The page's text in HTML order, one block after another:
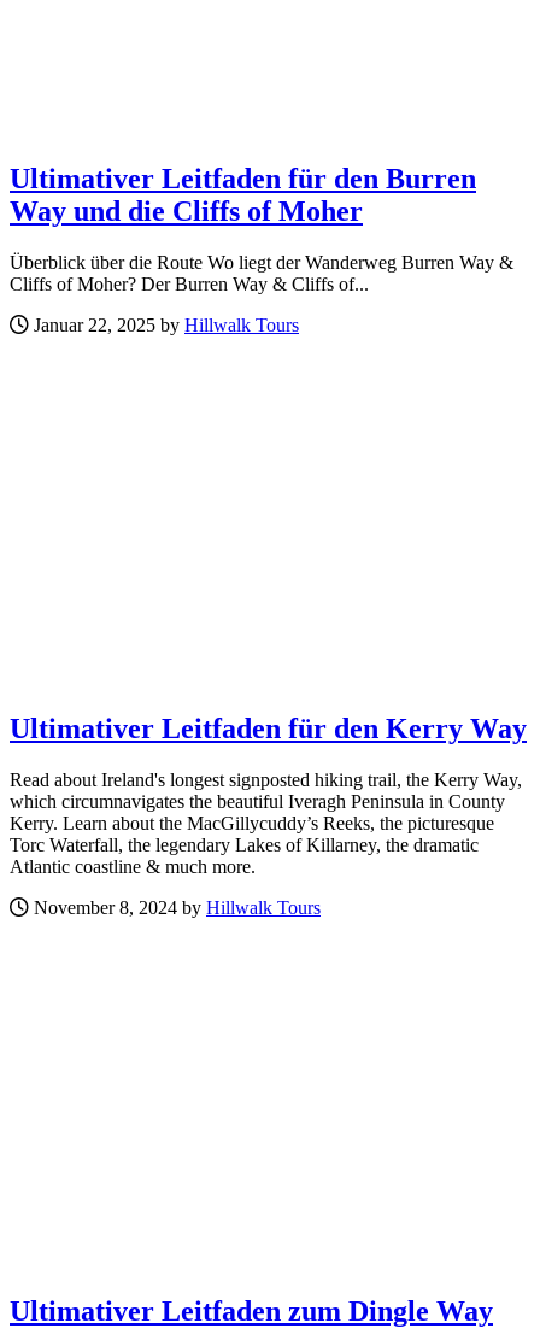
Ultimativer Leitfaden für den Burren
Way und die Cliffs of Moher
Überblick über die Route Wo liegt der Wanderweg Burren Way &
Cliffs of Moher? Der Burren Way & Cliffs of...
Januar 22, 2025 by Hillwalk Tours
Ultimativer Leitfaden für den Kerry Way
Read about Ireland's longest signposted hiking trail, the Kerry Way,
which circumnavigates the beautiful Iveragh Peninsula in County
Kerry. Learn about the MacGillycuddy’s Reeks, the picturesque
Torc Waterfall, the legendary Lakes of Killarney, the dramatic
Atlantic coastline & much more.
November 8, 2024 by Hillwalk Tours
Ultimativer Leitfaden zum Dingle Way